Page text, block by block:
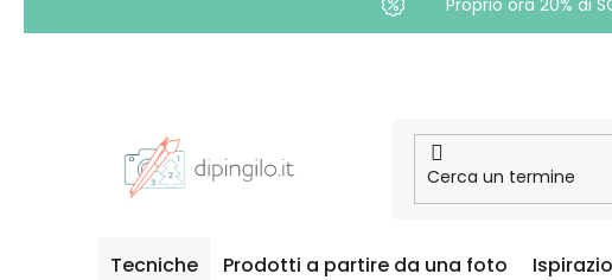
Proprio ora 20% di
Tecniche Prodotti a partire da una foto